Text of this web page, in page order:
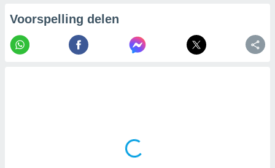
Voorspelling delen